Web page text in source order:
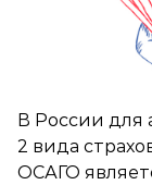
В России для
2 вида
ОСАГО